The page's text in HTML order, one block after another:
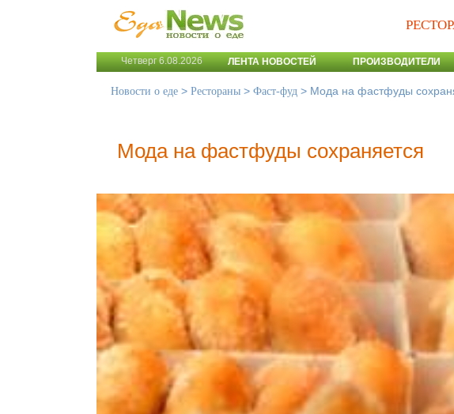
Четверг 6.08.2026 ЛЕНТА НОВОСТЕЙ ПРОИЗВОДИТЕЛИ
Новости о еде > Рестораны > Фаст-фуд > Мода на фастфуды
Мода на фастфуды сохраняется